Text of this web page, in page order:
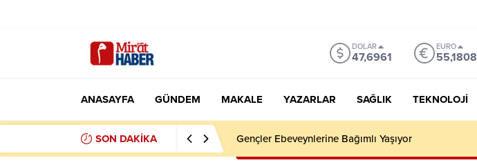
DOLAR
47,6961
EURO
55,1808
ANASAYFA GÜNDEM MAKALE YAZARLAR SAĞLIK TEKNOLOJI
SON DAKİKA Gençler Ebeveynlerine Bağımlı Yaşıyor